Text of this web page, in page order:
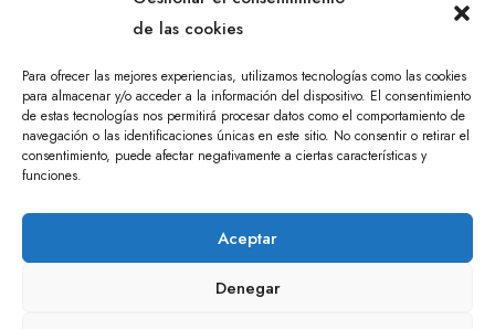
de las cookies
Para ofrecer las mejores experiencias, utilizamos tecnologías como las cookies
para almacenar y/o acceder a la información del dispositivo. El consentimiento
de estas tecnologías nos permitirá procesar datos como el comportamiento de
navegación o las identificaciones únicas en este sitio. No consentir o retirar el
consentimiento, puede afectar negativamente a ciertas características y
funciones.
Aceptar
Denegar
ÁNGULO TRES.